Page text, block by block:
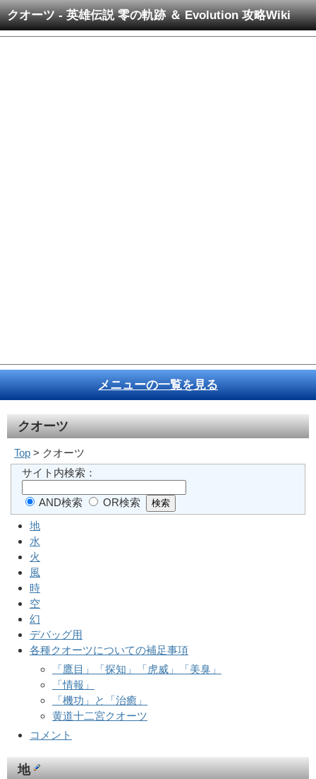
クオーツ - 英雄伝説 零の軌跡 ＆ Evolution 攻略Wiki
メニューの一覧を見る
クオーツ
Top > クオーツ
サイト内検索：
AND検索
OR検索
地
水
火
風
時
空
幻
デバッグ用
各種クオーツについての補足事項
「鷹目」「探知」「虎威」「美臭」
「情報」
「機功」と「治癒」
黄道十二宮クオーツ
コメント
地